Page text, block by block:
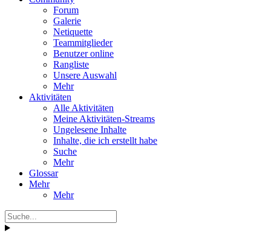
Forum
Galerie
Netiquette
Teammitglieder
Benutzer online
Rangliste
Unsere Auswahl
Mehr
Aktivitäten
Alle Aktivitäten
Meine Aktivitäten-Streams
Ungelesene Inhalte
Inhalte, die ich erstellt habe
Suche
Mehr
Glossar
Mehr
Mehr